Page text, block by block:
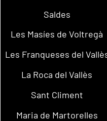
Saldes
Les Masíes de Voltregà
Les Franqueses del
La Roca del Vallès
Sant Climent
Maria de Martorelles